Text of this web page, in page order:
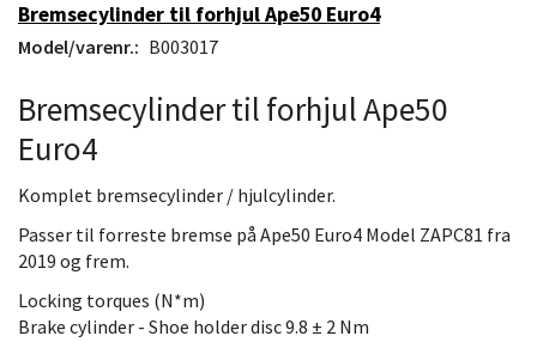
Bremsecylinder til forhjul Ape50 Euro4
Model/varenr.: B003017
Bremsecylinder til forhjul Ape50
Euro4
Komplet bremsecylinder / hjulcylinder.
Passer til forreste bremse på Ape50 Euro4 Model ZAPC81 fra
2019 og frem.
Locking torques (N*m)
Brake cylinder - Shoe holder disc 9.8 ± 2 Nm